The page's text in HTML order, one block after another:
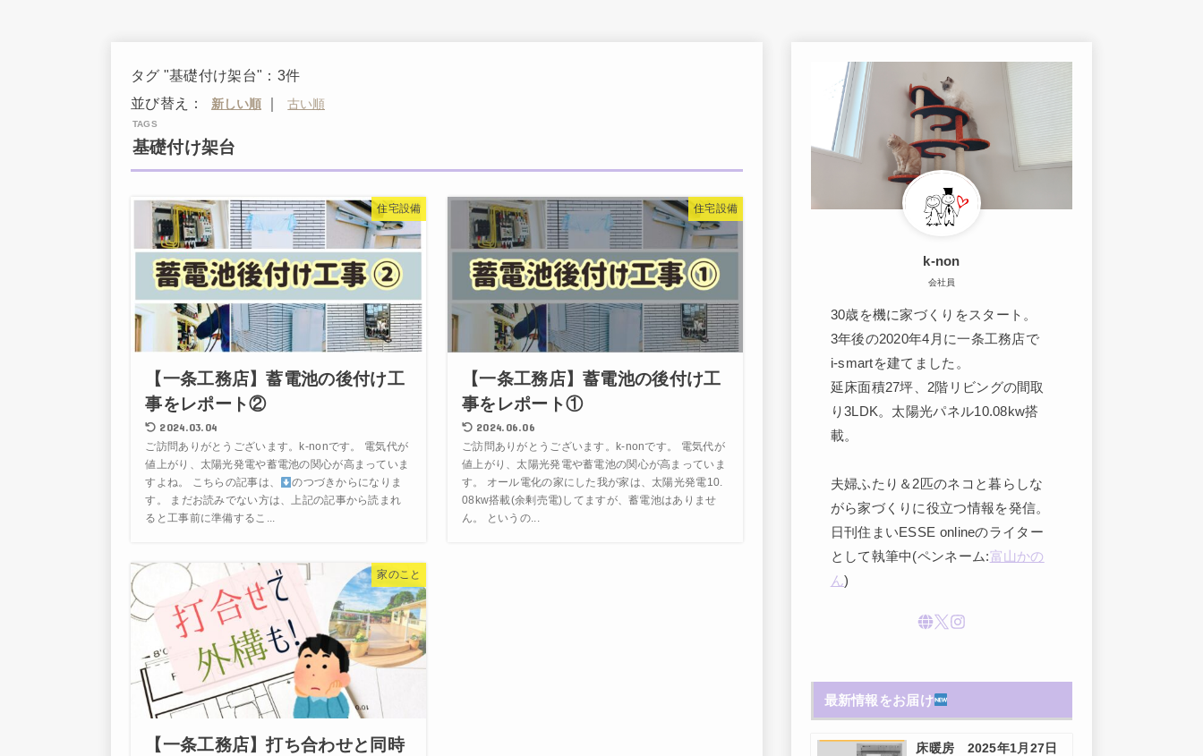
タグ "基礎付け架台"：3件
並び替え：
｜
基礎付け架台
住宅設備
【一条工務店】蓄電池の後付け工
事をレポート②
2024.03.04
ご訪問ありがとうございます。k-nonです。 電気代が
値上がり、太陽光発電や蓄電池の関心が高まっていま
すよね。 こちらの記事は、
のつづきからになりま
す。 まだお読みでない方は、上記の記事から読まれ
ると工事前に準備するこ...
住宅設備
【一条工務店】蓄電池の後付け工
事をレポート①
2024.06.06
ご訪問ありがとうございます。k-nonです。 電気代が
値上がり、太陽光発電や蓄電池の関心が高まっていま
す。 オール電化の家にした我が家は、太陽光発電10.
08kw搭載(余剰売電)してますが、蓄電池はありませ
ん。 というの...
家のこと
【一条工務店】打ち合わせと同時
k-non
会社員
30歳を機に家づくりをスタート。
3年後の2020年4月に一条工務店で
i-smartを建てました。
延床面積27坪、2階リビングの間取
り3LDK。太陽光パネル10.08kw搭
載。
夫婦ふたり＆2匹のネコと暮らしな
がら家づくりに役立つ情報を発信。
日刊住まいESSE onlineのライター
として執筆中(ペンネーム:富山かの
ん)
最新情報をお届け
床暖房 2025年1月27日